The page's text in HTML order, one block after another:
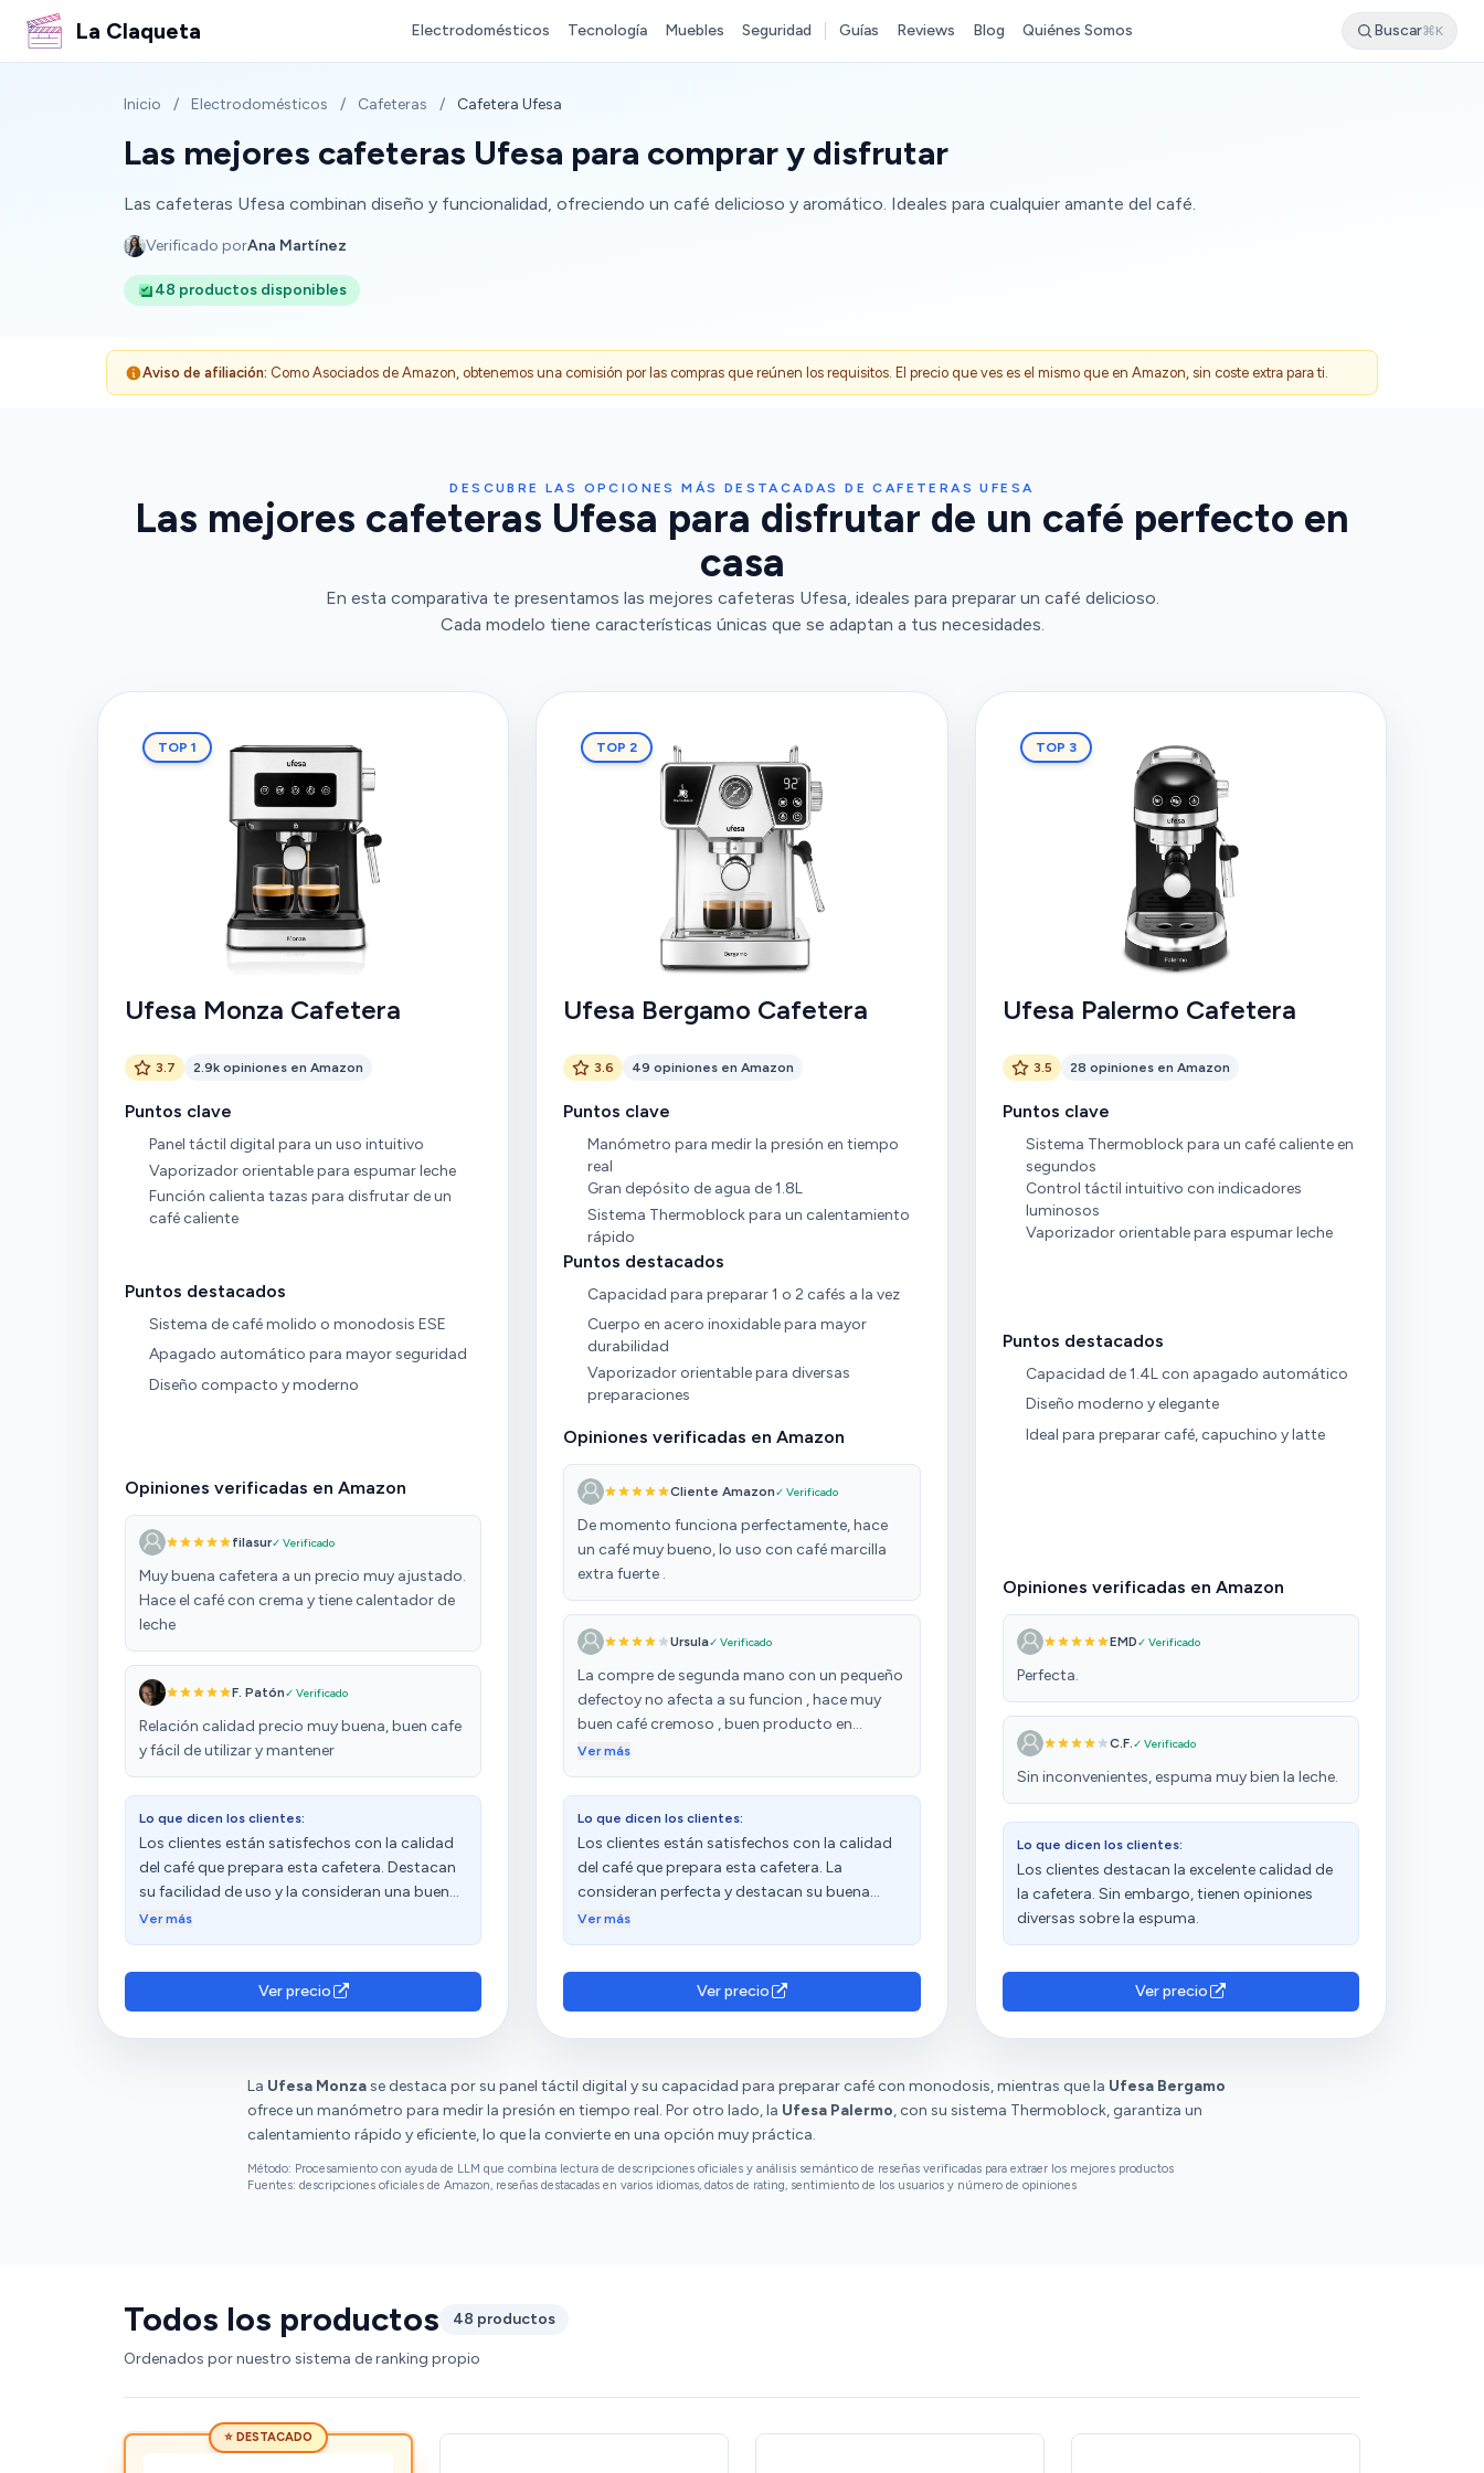
La Claqueta Electrodomésticos Tecnología Muebles Seguridad Guías Reviews Blog Quiénes Somos Buscar⌘K
Inicio / Electrodomésticos / Cafeteras / Cafetera Ufesa
Las mejores cafeteras Ufesa para comprar y disfrutar
Las cafeteras Ufesa combinan diseño y funcionalidad, ofreciendo un café delicioso y aromático. Ideales para cualquier amante del café.
Verificado porAna Martínez
48 productos disponibles
Aviso de afiliación: Como Asociados de Amazon, obtenemos una comisión por las compras que reúnen los requisitos. El precio que ves es el mismo que en Amazon, sin coste extra para ti.
DESCUBRE LAS OPCIONES MÁS DESTACADAS DE CAFETERAS UFESA
Las mejores cafeteras Ufesa para disfrutar de un café perfecto en
casa
En esta comparativa te presentamos las mejores cafeteras Ufesa, ideales para preparar un café delicioso.
Cada modelo tiene características únicas que se adaptan a tus necesidades.
TOP 1
Ufesa Monza Cafetera
3.7 2.9k opiniones en Amazon
Puntos clave
Panel táctil digital para un uso intuitivo
Vaporizador orientable para espumar leche
Función calienta tazas para disfrutar de un
café caliente
Puntos destacados
Sistema de café molido o monodosis ESE
Apagado automático para mayor seguridad
Diseño compacto y moderno
Opiniones verificadas en Amazon
filasur✓ Verificado
Muy buena cafetera a un precio muy ajustado.
Hace el café con crema y tiene calentador de
leche
F. Patón✓ Verificado
Relación calidad precio muy buena, buen cafe
y fácil de utilizar y mantener
Lo que dicen los clientes:
Los clientes están satisfechos con la calidad
del café que prepara esta cafetera. Destacan
su facilidad de uso y la consideran una buena
opción en relación calidad-precio. Sin
que se averió o rompió después de pocos
meses de uso. Además, mencionan que es
ruidosa. Las opiniones sobre la calidad y el
Ver más
Ver precio
TOP 2
Ufesa Bergamo Cafetera
3.6 49 opiniones en Amazon
Puntos clave
Manómetro para medir la presión en tiempo
real
Gran depósito de agua de 1.8L
Sistema Thermoblock para un calentamiento
rápido
Puntos destacados
Capacidad para preparar 1 o 2 cafés a la vez
Cuerpo en acero inoxidable para mayor
durabilidad
Vaporizador orientable para diversas
preparaciones
Opiniones verificadas en Amazon
Cliente Amazon✓ Verificado
De momento funciona perfectamente, hace
un café muy bueno, lo uso con café marcilla
extra fuerte .
Ursula✓ Verificado
La compre de segunda mano con un pequeño
defectoy no afecta a su funcion , hace muy
buen café cremoso , buen producto en
comparación calidad y precio el calienta leche
potente , vino muy embalada y el repartidor
muy cuidadoso y amable gracias .
Ver más
Lo que dicen los clientes:
Los clientes están satisfechos con la calidad
del café que prepara esta cafetera. La
consideran perfecta y destacan su buena
relación calidad-precio. Sin embargo, tienen
Ver más
Ver precio
TOP 3
Ufesa Palermo Cafetera
3.5 28 opiniones en Amazon
Puntos clave
Sistema Thermoblock para un café caliente en
segundos
Control táctil intuitivo con indicadores
luminosos
Vaporizador orientable para espumar leche
Puntos destacados
Capacidad de 1.4L con apagado automático
Diseño moderno y elegante
Ideal para preparar café, capuchino y latte
Opiniones verificadas en Amazon
EMD✓ Verificado
Perfecta.
C.F.✓ Verificado
Sin inconvenientes, espuma muy bien la leche.
Lo que dicen los clientes:
Los clientes destacan la excelente calidad de
la cafetera. Sin embargo, tienen opiniones
diversas sobre la espuma.
Ver precio
La Ufesa Monzase destaca por su panel táctil digital y su capacidad para preparar café con monodosis, mientras que la Ufesa Bergamo
ofrece un manómetro para medir la presión en tiempo real. Por otro lado, la Ufesa Palermo, con su sistema Thermoblock, garantiza un
calentamiento rápido y eficiente, lo que la convierte en una opción muy práctica.
Método: Procesamiento con ayuda de LLM que combina lectura de descripciones oficiales y análisis semántico de reseñas verificadas para extraer los mejores productos
Fuentes: descripciones oficiales de Amazon, reseñas destacadas en varios idiomas, datos de rating, sentimiento de los usuarios y número de opiniones
Todos los productos 48 productos
Ordenados por nuestro sistema de ranking propio
⭐ DESTACADO